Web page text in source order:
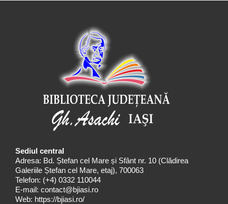
Sediul central
Adresa: Bd. Ștefan cel Mare și Sfânt nr. 10 (Clădirea
Galeriile Ștefan cel Mare, etaj), 700063
Telefon: (+4) 0332 110044
E-mail: contact@bjiasi.ro
Web: https://bjiasi.ro/